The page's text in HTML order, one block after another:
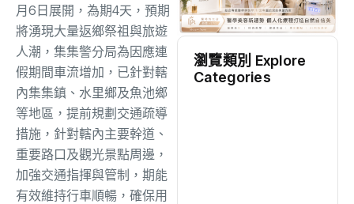
月6日展開，為期4天， 預期
將湧現大量返鄉祭祖與旅遊
人潮， 集集警分局為因應連
假期間車流增加，已針對轄
內集集鎮、 水里鄉及魚池鄉
等地區，提前規劃交通疏導
措施， 針對轄內主要幹道、
重要路口及觀光景點周邊，
加強交通指揮與管制，期能
有效維持行車順暢，確保用
瀏覽類別 Explore
Categories